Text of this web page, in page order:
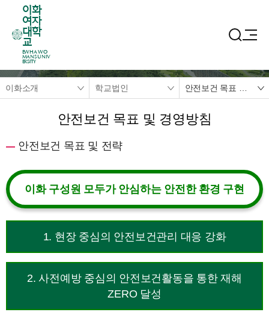
이화
여자
대학
교
EWHA WO
MANS UNIV
ERSITY
이화소개 학교법인
안전보건 목표 및 경영방침
안전보건 목표 및 전략
이화 구성원 모두가 안심하는 안전한 환경 구현
1. 현장 중심의 안전보건관리 대응 강화
2. 사전예방 중심의 안전보건활동을 통한 재해
ZERO 달성